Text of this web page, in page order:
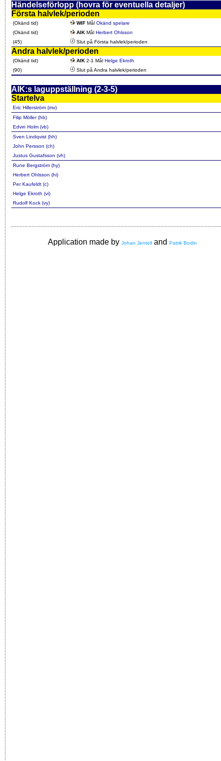
Händelseförlopp (hovra för eventuella detaljer)
Första halvlek/perioden
(Okänd tid) WIF Mål Okänd spelare
(Okänd tid)
AIK Mål Herbert Ohlsson
(45)
Slut på Första halvlek/perioden
Andra halvlek/perioden
(Okänd tid) AIK 2-1 Mål Helge Ekroth
(90)
Slut på Andra halvlek/perioden
AIK:s laguppställning (2-3-5)
Startelva
Eric Hillerström (mv)
Filip Möller (hb)
Edvin Holm (vb)
Sven Lindqvist (hh)
John Persson (ch)
Justus Gustafsson (vh)
Rune Bergström (hy)
Herbert Ohlsson (hi)
Per Kaufeldt (c)
Helge Ekroth (vi)
Rudolf Kock (vy)
Application made by Johan Jentell and Patrik Bodin